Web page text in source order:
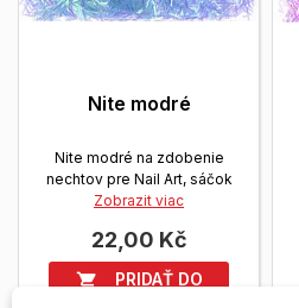
Nite modré
Nite modré na zdobenie
nechtov pre Nail Art, sáčok
Zobrazit viac
22,00 Kč

PRIDAŤ DO